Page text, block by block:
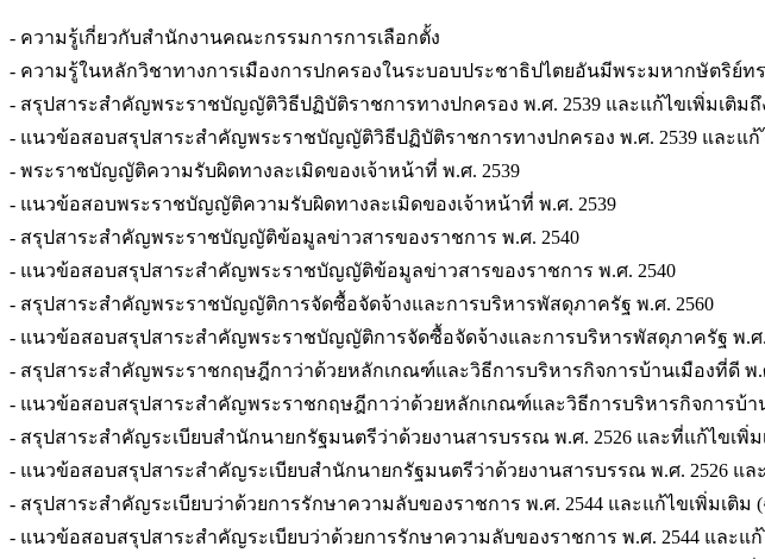
- ความรู้เกี่ยวกับสำนักงานคณะกรรมการการเลือกตั้ง
- ความรู้ในหลักวิชาทางการเมืองการปกครองในระบอบประชาธิปไตยอันมีพระมหากษัตริย์ท
- สรุปสาระสำคัญพระราชบัญญัติวิธีปฏิบัติราชการทางปกครอง พ.ศ. 2539 และแก้ไขเพิ่มเติมถึ
- แนวข้อสอบสรุปสาระสำคัญพระราชบัญญัติวิธีปฏิบัติราชการทางปกครอง พ.ศ. 2539 และแก้ไ
- พระราชบัญญัติความรับผิดทางละเมิดของเจ้าหน้าที่ พ.ศ. 2539
- แนวข้อสอบพระราชบัญญัติความรับผิดทางละเมิดของเจ้าหน้าที่ พ.ศ. 2539
- สรุปสาระสำคัญพระราชบัญญัติข้อมูลข่าวสารของราชการ พ.ศ. 2540
- แนวข้อสอบสรุปสาระสำคัญพระราชบัญญัติข้อมูลข่าวสารของราชการ พ.ศ. 2540
- สรุปสาระสำคัญพระราชบัญญัติการจัดซื้อจัดจ้างและการบริหารพัสดุภาครัฐ พ.ศ. 2560
- แนวข้อสอบสรุปสาระสำคัญพระราชบัญญัติการจัดซื้อจัดจ้างและการบริหารพัสดุภาครัฐ พ.ศ.
- สรุปสาระสำคัญพระราชกฤษฎีกาว่าด้วยหลักเกณฑ์และวิธีการบริหารกิจการบ้านเมืองที่ดี พ.
- แนวข้อสอบสรุปสาระสำคัญพระราชกฤษฎีกาว่าด้วยหลักเกณฑ์และวิธีการบริหารกิจการบ้าน
- สรุปสาระสำคัญระเบียบสำนักนายกรัฐมนตรีว่าด้วยงานสารบรรณ พ.ศ. 2526 และที่แก้ไขเพิ่ม
- แนวข้อสอบสรุปสาระสำคัญระเบียบสำนักนายกรัฐมนตรีว่าด้วยงานสารบรรณ พ.ศ. 2526 แล
- สรุปสาระสำคัญระเบียบว่าด้วยการรักษาความลับของราชการ พ.ศ. 2544 และแก้ไขเพิ่มเติม (
- แนวข้อสอบสรุปสาระสำคัญระเบียบว่าด้วยการรักษาความลับของราชการ พ.ศ. 2544 และแก้